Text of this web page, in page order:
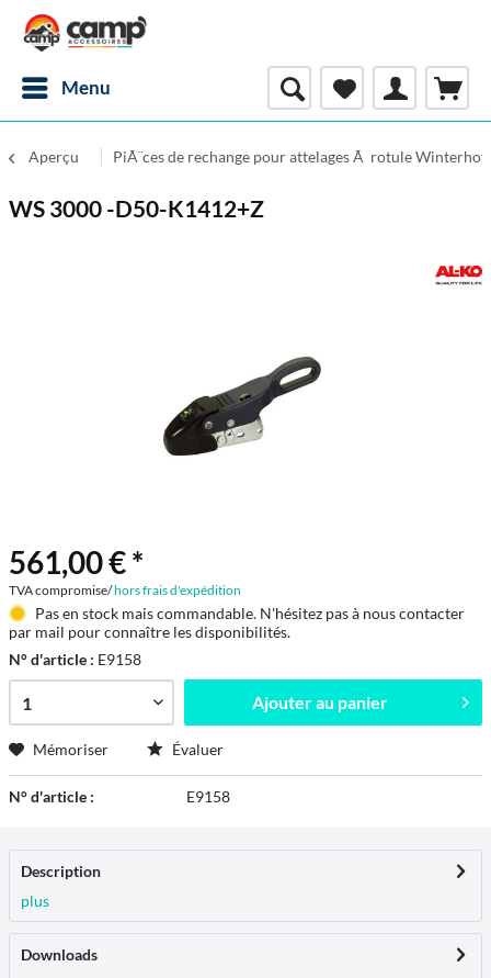
Menu
Aperçu PiÃ¨ces de rechange pour attelages Ã rotule Winterhoff
WS 3000 -D50-K1412+Z
561,00 € *
TVA compromise/hors frais d'expédition
Pas en stock mais commandable. N'hésitez pas à nous contacter
par mail pour connaître les disponibilités.
N° d'article : E9158
Ajouter au panier
Mémoriser Évaluer
N° d'article : E9158
Description
plus
Downloads